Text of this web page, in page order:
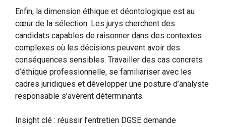
Enfin, la dimension éthique et déontologique est au
cœur de la sélection. Les jurys cherchent des
candidats capables de raisonner dans des contextes
complexes où les décisions peuvent avoir des
conséquences sensibles. Travailler des cas concrets
d’éthique professionnelle, se familiariser avec les
cadres juridiques et développer une posture d’analyste
responsable s’avèrent déterminants.
Insight clé : réussir l’entretien DGSE demande